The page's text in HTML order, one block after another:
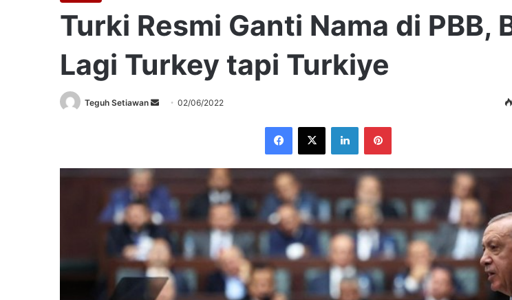
Turki Resmi Ganti Nama di PBB,
Lagi Turkey tapi Turkiye
Teguh Setiawan
Send02/06/2022
Facebook
X LinkedInPinterest